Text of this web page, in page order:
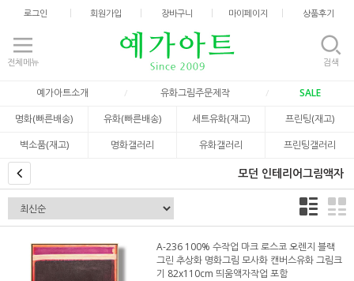
로그인 회원가입 장바구니 마이페이지 상품후기
전체메뉴 검색
예가아트소개 유화그림주문제작
SALE
명화(빠른배송)
유화(빠른배송) 세트유화(재고)
프린팅(재고)
벽소품(재고)
명화갤러리 유화갤러리 프린팅갤러리
모던 인테리어그림액자
A-236 100% 수작업 마크 로스코 오렌지 블랙
그린 추상화 명화그림 모사화 캔버스유화 그림크
기 82x110cm 띄움액자작업 포함